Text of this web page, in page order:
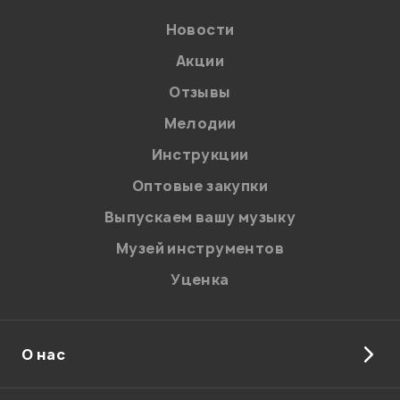
Новости
Акции
Отзывы
Мелодии
Инструкции
Оптовые закупки
Выпускаем вашу музыку
Музей инструментов
Уценка
О нас